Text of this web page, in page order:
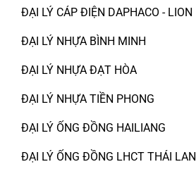
ĐẠI LÝ CÁP ĐIỆN DAPHACO - LION
ĐẠI LÝ NHỰA BÌNH MINH
ĐẠI LÝ NHỰA ĐẠT HÒA
ĐẠI LÝ NHỰA TIỀN PHONG
ĐẠI LÝ ỐNG ĐỒNG HAILIANG
ĐẠI LÝ ỐNG ĐỒNG LHCT THÁI LAN